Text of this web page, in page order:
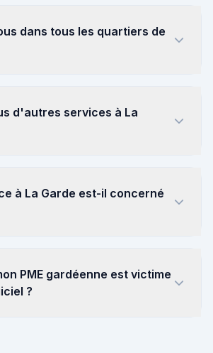
dans tous les quartiers de
d'autres services à La
à La Garde est-il concerné
PME gardéenne est victime
?